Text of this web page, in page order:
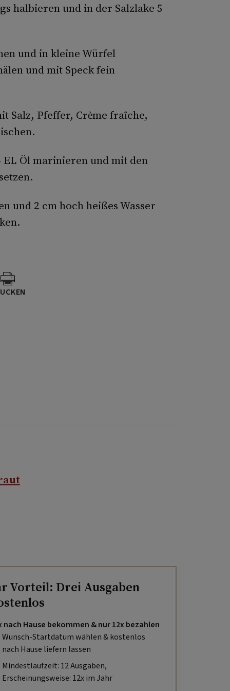
halbieren und in der Salzlake 5
und in kleine Würfel
und mit Speck fein
Salz, Pfeffer, Crème fraîche,
Öl marinieren und mit den
und 2 cm hoch heißes Wasser
Vorteil: Drei Ausgaben
nach Hause bekommen & nur 12x bezahlen
Wunsch-Startdatum wählen & kostenlos
nach Hause liefern lassen
Mindestlaufzeit: 12 Ausgaben,
Erscheinungsweise: 12x im Jahr